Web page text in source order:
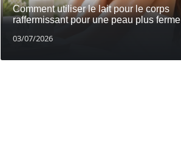
Comment utiliser le lait pour le corps
raffermissant pour une peau plus ferme
03/07/2026